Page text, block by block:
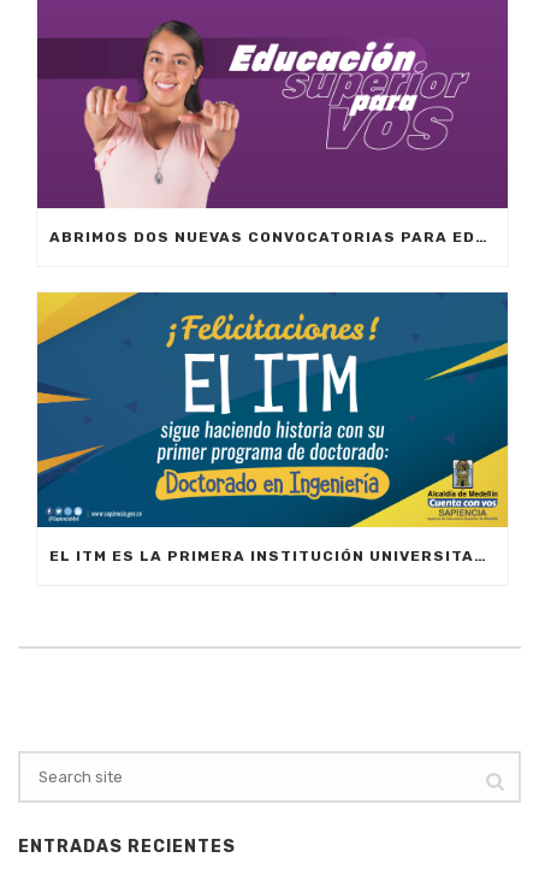
ABRIMOS DOS NUEVAS CONVOCATORIAS PARA EDUCACIÓN SUPERIOR; EL PROGRAMA QUE QUIERAN Y EN LA UNIVERSIDAD QUE ELIJAN.
EL ITM ES LA PRIMERA INSTITUCIÓN UNIVERSITARIA PÚBLICA DE COLOMBIA QUE OFRECERÁ DOCTORADO
ENTRADAS RECIENTES